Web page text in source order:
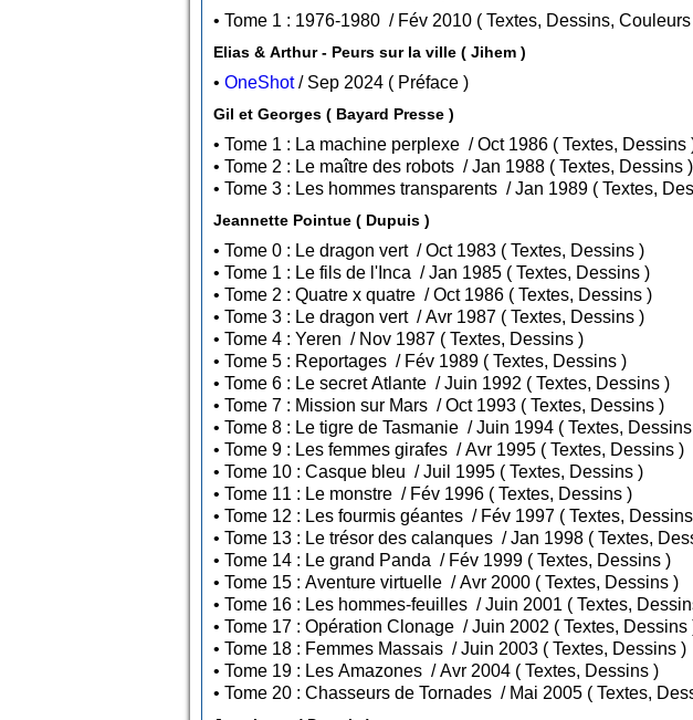
• Tome 1 : 1976-1980 / Fév 2010 ( Textes, Dessins,
Elias & Arthur - Peurs sur la ville ( Jihem )
• OneShot / Sep 2024 ( Préface )
Gil et Georges ( Bayard Presse )
• Tome 1 : La machine perplexe / Oct 1986 ( Textes,
• Tome 2 : Le maître des robots / Jan 1988 ( Textes, Dessins )
• Tome 3 : Les hommes transparents / Jan
Jeannette Pointue ( Dupuis )
• Tome 0 : Le dragon vert / Oct 1983 ( Textes, Dessins )
• Tome 1 : Le fils de l'Inca / Jan 1985 ( Textes, Dessins )
• Tome 2 : Quatre x quatre / Oct 1986 ( Textes, Dessins )
• Tome 3 : Le dragon vert / Avr 1987 ( Textes, Dessins )
• Tome 4 : Yeren / Nov 1987 ( Textes, Dessins )
• Tome 5 : Reportages / Fév 1989 ( Textes, Dessins )
• Tome 6 : Le secret Atlante / Juin 1992 ( Textes, Dessins )
• Tome 7 : Mission sur Mars / Oct 1993 ( Textes, Dessins )
• Tome 8 : Le tigre de Tasmanie / Juin 1994 ( Textes,
• Tome 9 : Les femmes girafes / Avr 1995 ( Textes, Dessins )
• Tome 10 : Casque bleu / Juil 1995 ( Textes, Dessins )
• Tome 11 : Le monstre / Fév 1996 ( Textes, Dessins )
• Tome 12 : Les fourmis géantes / Fév 1997 ( Textes,
• Tome 13 : Le trésor des calanques / Jan
• Tome 14 : Le grand Panda / Fév 1999 ( Textes, Dessins )
• Tome 15 : Aventure virtuelle / Avr 2000 ( Textes, Dessins )
• Tome 16 : Les hommes-feuilles / Juin 2001 (
• Tome 17 : Opération Clonage / Juin 2002 ( Textes,
• Tome 18 : Femmes Massais / Juin 2003 ( Textes, Dessins )
• Tome 19 : Les Amazones / Avr 2004 ( Textes, Dessins )
• Tome 20 : Chasseurs de Tornades / Mai